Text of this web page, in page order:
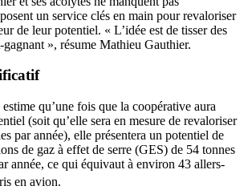
un service clés en main pour revaloriser
de leur potentiel. « L’idée est de tisser des
gagnant », résume Mathieu Gauthier.
qu’une fois que la coopérative aura
(soit qu’elle sera en mesure de revaloriser
par année), elle présentera un potentiel de
de gaz à effet de serre (GES) de 54 tonnes
année, ce qui équivaut à environ 43 allers-
en avion.